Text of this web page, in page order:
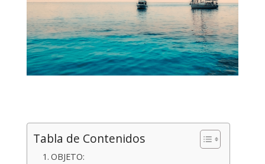
Tabla de Contenidos
OBJETO: